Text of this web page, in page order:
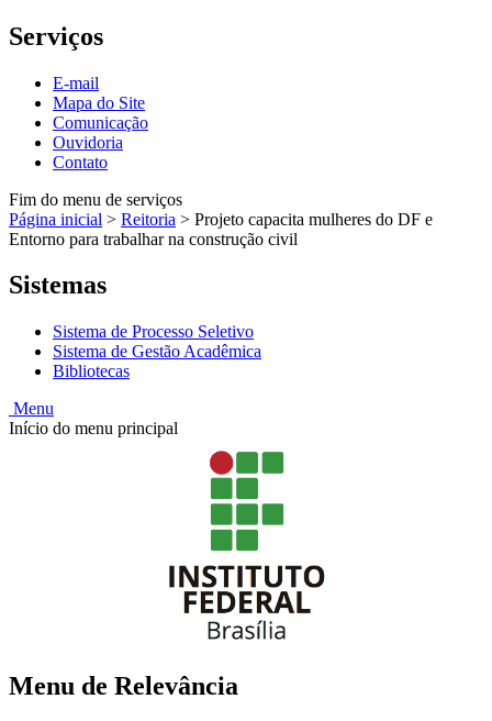
Serviços
E-mail
Mapa do Site
Comunicação
Ouvidoria
Contato
Fim do menu de serviços
Página inicial > Reitoria > Projeto capacita mulheres do DF e
Entorno para trabalhar na construção civil
Sistemas
Sistema de Processo Seletivo
Sistema de Gestão Acadêmica
Bibliotecas
Menu
Início do menu principal
Menu de Relevância